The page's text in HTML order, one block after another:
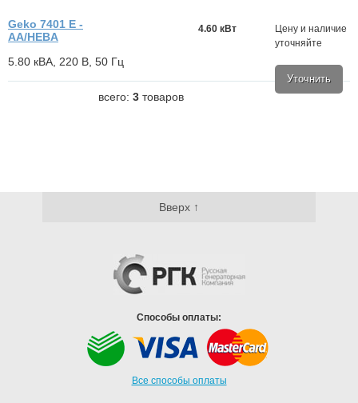
Geko 7401 E -
AA/HEBA
5.80 кВА, 220 В, 50 Гц
Цену и наличие
уточняйте
Уточнить
4.60 кВт
всего:3 товаров
Вверх ↑
Способы оплаты:
Все способы оплаты